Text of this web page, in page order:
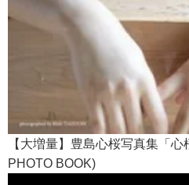
【大増量】豊島心桜写真集「
PHOTO BOOK)